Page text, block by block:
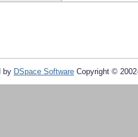
by DSpace Software Copyright ©